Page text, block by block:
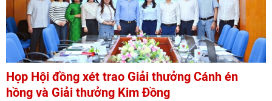
Họp Hội đồng xét trao Giải thưởng Cánh én
hồng và Giải thưởng Kim Đồng